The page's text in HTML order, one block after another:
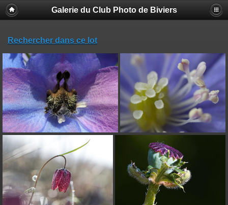
Galerie du Club Photo de Biviers
Rechercher dans ce lot